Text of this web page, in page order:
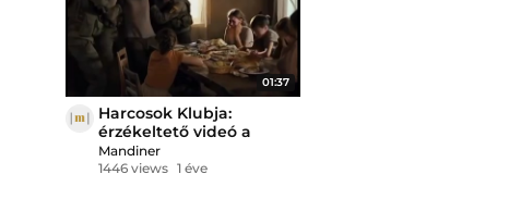
01:37
Harcosok Klubja:
érzékeltető videó a
kényszersorozásról
Mandiner
1446 views 1 éve